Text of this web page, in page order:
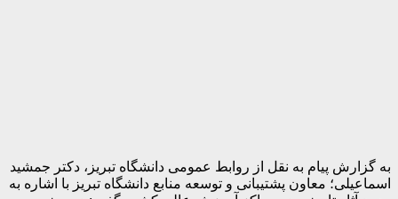
به گزارش پیام به نقل از روابط عمومی دانشگاه تبریز، دکتر جمشید
اسماعیلی؛ معاون پشتیبانی و توسعه منابع دانشگاه تبریز با اشاره به